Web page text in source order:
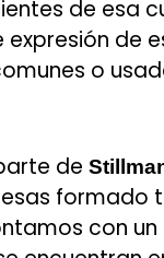
de esa
de
o
de
formado
con